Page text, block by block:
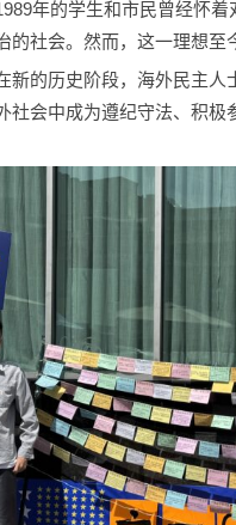
年的学生和市民曾经怀
的社会。然而，这一理想至
新的历史阶段，海外民主
社会中成为遵纪守法、积